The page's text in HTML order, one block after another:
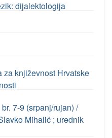
dijalektologija
za književnost Hrvatske
7-9 (srpanj/rujan) /
Mihalić ; urednik